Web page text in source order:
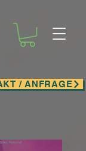
/ ANFRAGE